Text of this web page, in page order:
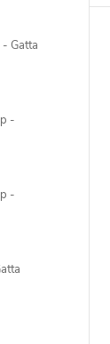
Gatta
-
-